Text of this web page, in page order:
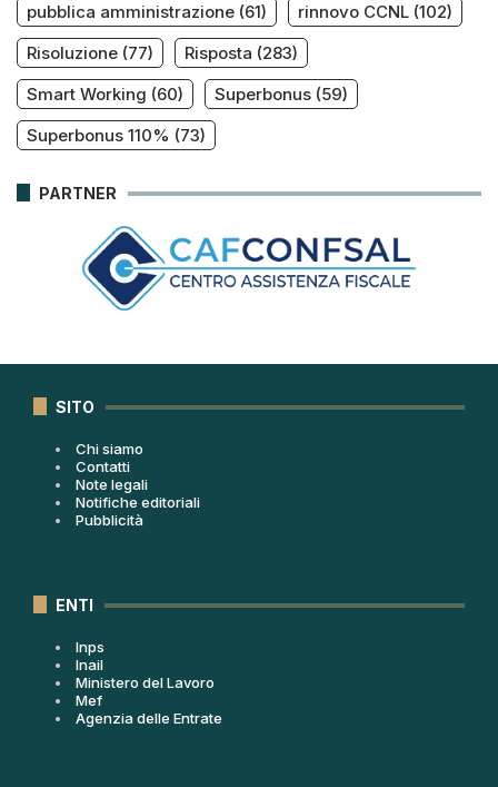
pubblica amministrazione (61) rinnovo CCNL (102)
Risoluzione (77) Risposta (283)
Smart Working (60) Superbonus (59)
Superbonus 110% (73)
PARTNER
SITO
Chi siamo
Contatti
Note legali
Notifiche editoriali
Pubblicità
ENTI
Inps
Inail
Ministero del Lavoro
Mef
Agenzia delle Entrate